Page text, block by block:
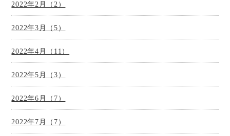
2022年2月（2）
2022年3月（5）
2022年4月（11）
2022年5月（3）
2022年6月（7）
2022年7月（7）